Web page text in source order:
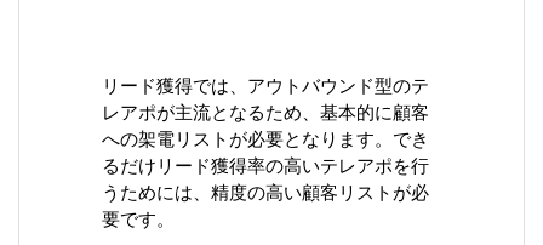
リード獲得では、アウトバウンド型のテ
レアポが主流となるため、基本的に顧客
への架電リストが必要となります。でき
るだけリード獲得率の高いテレアポを行
うためには、精度の高い顧客リストが必
要です。